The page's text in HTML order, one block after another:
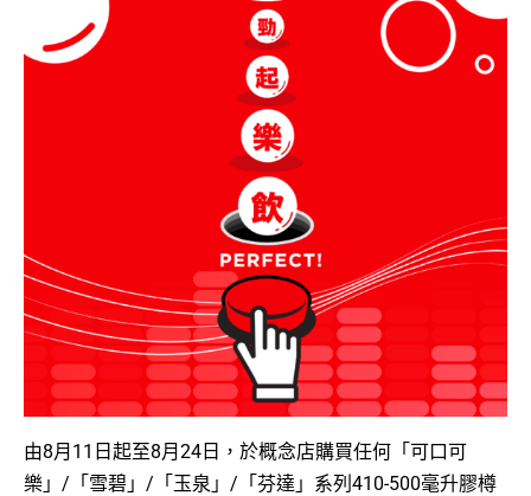
由8月11日起至8月24日，於概念店購買任何「可口可
樂」/「雪碧」/「玉泉」/「芬達」系列410-500毫升膠樽